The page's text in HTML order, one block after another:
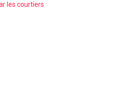
les courtiers